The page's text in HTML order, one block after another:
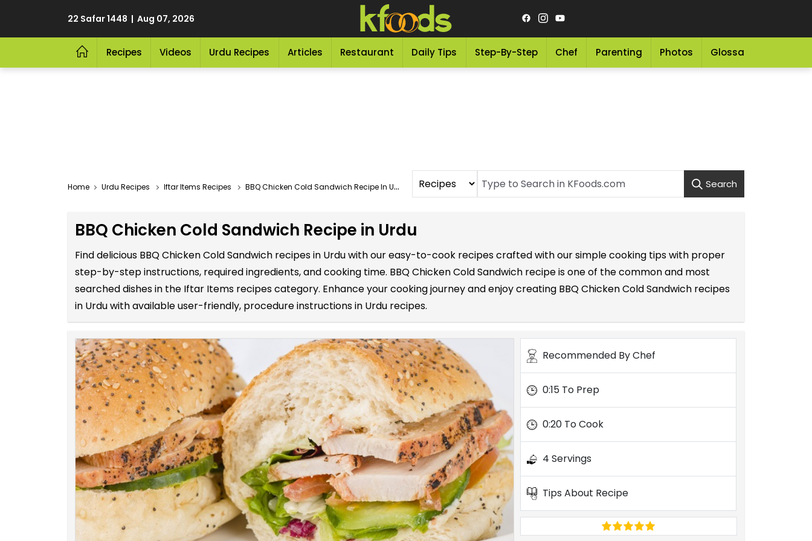
22 Safar 1448 | Aug 07, 2026
Recipes Videos Urdu Recipes Articles Restaurant Daily Tips Step-By-Step Chef Parenting Photos Glossary
Home Urdu Recipes Iftar Items Recipes BBQ Chicken Cold Sandwich Recipe In Urdu Search
BBQ Chicken Cold Sandwich Recipe in Urdu
Find delicious BBQ Chicken Cold Sandwich recipes in Urdu with our easy-to-cook recipes crafted with our simple cooking tips with proper
step-by-step instructions, required ingredients, and cooking time. BBQ Chicken Cold Sandwich recipe is one of the common and most
searched dishes in the Iftar Items recipes category. Enhance your cooking journey and enjoy creating BBQ Chicken Cold Sandwich recipes
in Urdu with available user-friendly, procedure instructions in Urdu recipes.
Recommended By Chef
0:15 To Prep
0:20 To Cook
4 Servings
Tips About Recipe